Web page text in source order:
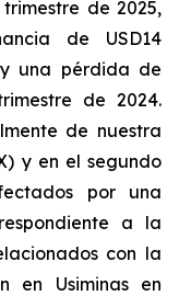
de 2025,
de USD14
una pérdida de
de 2024.
de nuestra
y en el segundo
por una
a la
con la
en Usiminas en